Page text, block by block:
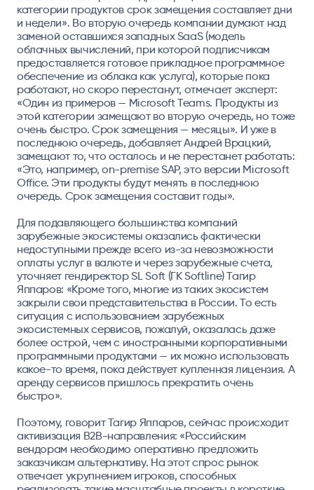
категории продуктов срок замещения составляет дни
и недели». Во вторую очередь компании думают над
заменой оставшихся западных SaaS (модель
облачных вычислений, при которой подписчикам
предоставляется готовое прикладное программное
обеспечение из облака как услуга), которые пока
работают, но скоро перестанут, отмечает эксперт:
«Один из примеров — Microsoft Teams. Продукты из
этой категории замещают во вторую очередь, но тоже
очень быстро. Срок замещения — месяцы». И уже в
последнюю очередь, добавляет Андрей Врацкий,
замещают то, что осталось и не перестанет работать:
«Это, например, on-premise SAP, это версии Microsoft
Office. Эти продукты будут менять в последнюю
очередь. Срок замещения составит годы».
Для подавляющего большинства компаний
зарубежные экосистемы оказались фактически
недоступными прежде всего из-за невозможности
оплаты услуг в валюте и через зарубежные счета,
уточняет гендиректор SL Soft (ГК Softline) Тагир
Яппаров: «Кроме того, многие из таких экосистем
закрыли свои представительства в России. То есть
ситуация с использованием зарубежных
экосистемных сервисов, пожалуй, оказалась даже
более острой, чем с иностранными корпоративными
программными продуктами — их можно использовать
какое-то время, пока действует купленная лицензия. А
аренду сервисов пришлось прекратить очень
быстро».
Поэтому, говорит Тагир Яппаров, сейчас происходит
активизация B2B-направления: «Российским
вендорам необходимо оперативно предложить
заказчикам альтернативу. На этот спрос рынок
отвечает укрупнением игроков, способных